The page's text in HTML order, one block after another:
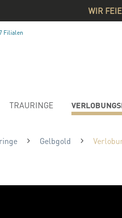
WIR
Filialen
TRAURINGE
Gelbgold